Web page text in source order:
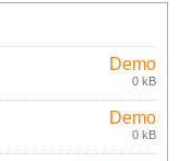
Demo
0 kB
Demo
0 kB